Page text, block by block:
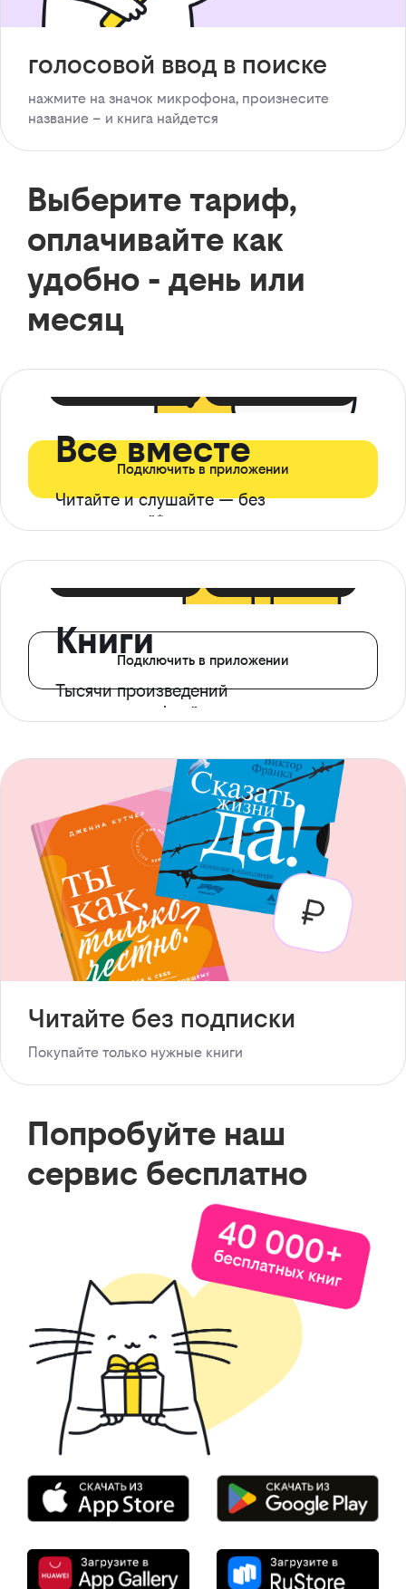
голосовой ввод в поиске
нажмите на значок микрофона, произнесите
название – и книга найдется
Выберите тариф,
оплачивайте как
удобно - день или
месяц
Все вместе
Читайте и слушайте — без
ограничений*
Подключить в приложении
Книги
Тысячи произведений
с доступом офлайн
Подключить в приложении
Читайте без подписки
Покупайте только нужные книги
Попробуйте наш
сервис бесплатно